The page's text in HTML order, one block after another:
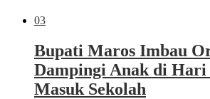
03
Bupati Maros Imbau
Dampingi Anak di Hari
Masuk Sekolah